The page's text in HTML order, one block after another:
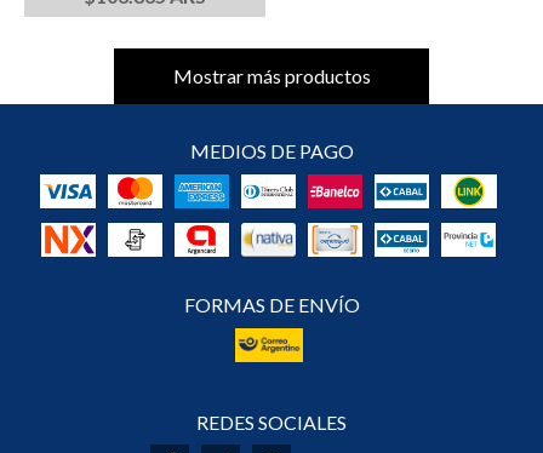
Mostrar más productos
MEDIOS DE PAGO
FORMAS DE ENVÍO
REDES SOCIALES